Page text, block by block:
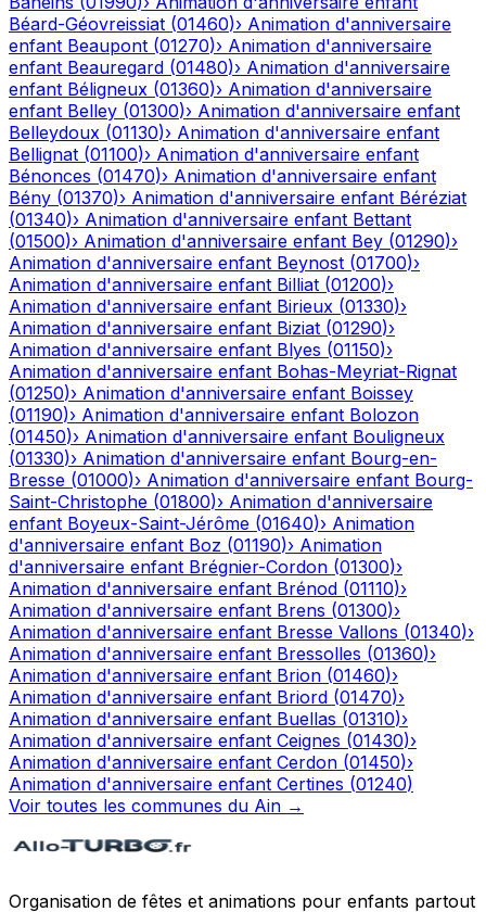
Béard-Géovreissiat (01460)› Animation d'anniversaire
enfant Beaupont (01270)› Animation d'anniversaire
enfant Beauregard (01480)› Animation d'anniversaire
enfant Béligneux (01360)› Animation d'anniversaire
enfant Belley (01300)› Animation d'anniversaire enfant
Belleydoux (01130)› Animation d'anniversaire enfant
Bellignat (01100)› Animation d'anniversaire enfant
Bénonces (01470)› Animation d'anniversaire enfant
Bény (01370)› Animation d'anniversaire enfant Béréziat
(01340)› Animation d'anniversaire enfant Bettant
(01500)› Animation d'anniversaire enfant Bey (01290)›
Animation d'anniversaire enfant Beynost (01700)›
Animation d'anniversaire enfant Billiat (01200)›
Animation d'anniversaire enfant Birieux (01330)›
Animation d'anniversaire enfant Biziat (01290)›
Animation d'anniversaire enfant Blyes (01150)›
Animation d'anniversaire enfant Bohas-Meyriat-Rignat
(01250)› Animation d'anniversaire enfant Boissey
(01190)› Animation d'anniversaire enfant Bolozon
(01450)› Animation d'anniversaire enfant Bouligneux
(01330)› Animation d'anniversaire enfant Bourg-en-
Bresse (01000)› Animation d'anniversaire enfant Bourg-
Saint-Christophe (01800)› Animation d'anniversaire
enfant Boyeux-Saint-Jérôme (01640)› Animation
d'anniversaire enfant Boz (01190)› Animation
d'anniversaire enfant Brégnier-Cordon (01300)›
Animation d'anniversaire enfant Brénod (01110)›
Animation d'anniversaire enfant Brens (01300)›
Animation d'anniversaire enfant Bresse Vallons (01340)›
Animation d'anniversaire enfant Bressolles (01360)›
Animation d'anniversaire enfant Brion (01460)›
Animation d'anniversaire enfant Briord (01470)›
Animation d'anniversaire enfant Buellas (01310)›
Animation d'anniversaire enfant Ceignes (01430)›
Animation d'anniversaire enfant Cerdon (01450)›
Animation d'anniversaire enfant Certines (01240)
Voir toutes les communes du Ain →
Organisation de fêtes et animations pour enfants partout